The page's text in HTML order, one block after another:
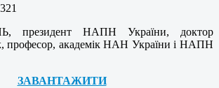
президент НАПН України, доктор
професор, академік НАН України і НАПН
ЗАВАНТАЖИТИ